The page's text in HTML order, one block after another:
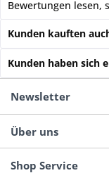
Bewertungen lesen,
Kunden kauften
Kunden haben sich
Newsletter
Über uns
Shop Service